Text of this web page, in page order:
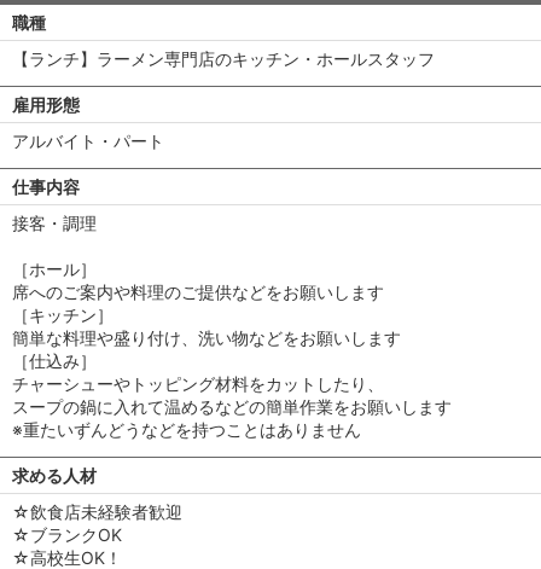
職種
【ランチ】ラーメン専門店のキッチン・ホールスタッフ
雇用形態
アルバイト・パート
仕事内容
接客・調理
［ホール］
席へのご案内や料理のご提供などをお願いします
［キッチン］
簡単な料理や盛り付け、洗い物などをお願いします
［仕込み］
チャーシューやトッピング材料をカットしたり、
スープの鍋に入れて温めるなどの簡単作業をお願いします
※重たいずんどうなどを持つことはありません
求める人材
☆飲食店未経験者歓迎
☆ブランクOK
☆高校生OK！